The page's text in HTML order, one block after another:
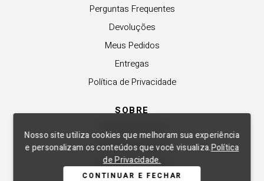
Nosso site utiliza cookies que melhoram sua experiência
e personalizam os conteúdos que você visualiza.Política
de Privacidade.
CONTINUAR E FECHAR
Perguntas Frequentes
Devoluções
Meus Pedidos
Entregas
Política de Privacidade
SOBRE
Revender a Marca
Trabalhe Conosco